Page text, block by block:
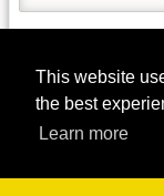
This website
the best
Learn more
若無特別註明，
Attribution-